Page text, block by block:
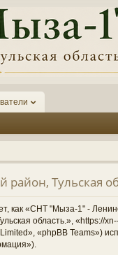
Тульская
как «СНТ "Мыза-1" -
область.», «https://
«phpBB Teams»)